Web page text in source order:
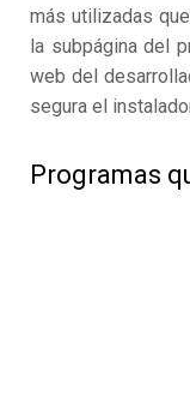
más utilizadas
la subpágina del
web del
segura el
Programas